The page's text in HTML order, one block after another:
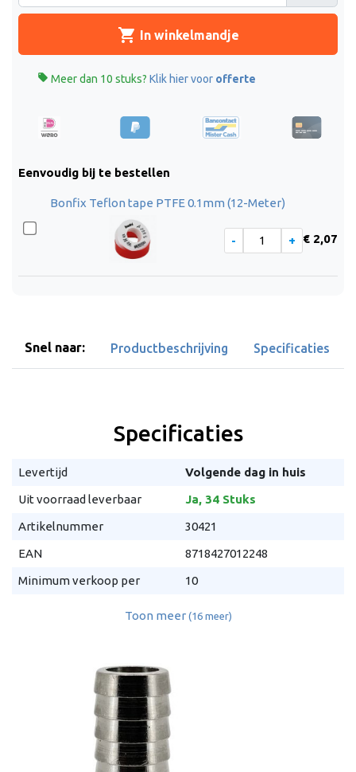
shopping_cart In winkelmandje
 Meer dan 10 stuks? Klik hier voor offerte
Eenvoudig bij te bestellen
Bonfix Teflon tape PTFE 0.1mm (12-Meter)
€ 2,07
Snel naar: Productbeschrijving Specificaties
Specificaties
Levertijd
Volgende dag in huis
Uit voorraad leverbaar
Ja, 34 Stuks
Artikelnummer
30421
EAN
8718427012248
Minimum verkoop per
10
Toon meer (16 meer)